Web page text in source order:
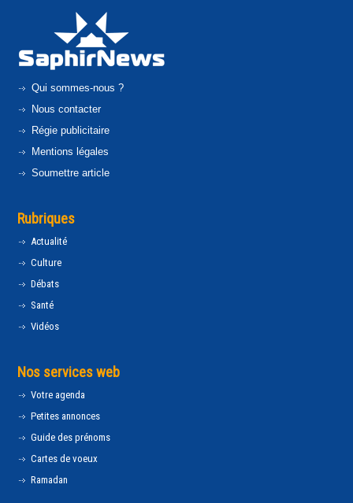
Qui sommes-nous ?
Nous contacter
Régie publicitaire
Mentions légales
Soumettre article
Rubriques
Actualité
Culture
Débats
Santé
Vidéos
Nos services web
Votre agenda
Petites annonces
Guide des prénoms
Cartes de voeux
Ramadan